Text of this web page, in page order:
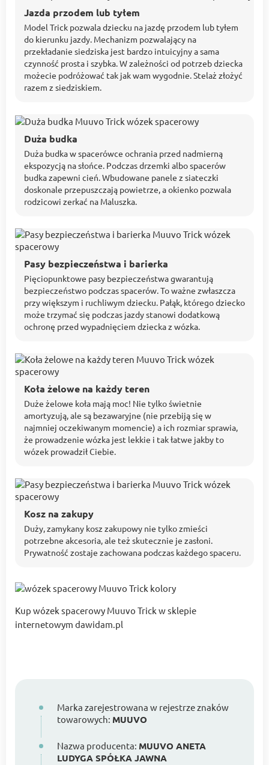
Jazda przodem lub tyłem
Model Trick pozwala dziecku na jazdę przodem lub tyłem
do kierunku jazdy. Mechanizm pozwalający na
przekładanie siedziska jest bardzo intuicyjny a sama
czynność prosta i szybka. W zależności od potrzeb dziecka
możecie podróżować tak jak wam wygodnie. Stelaż złożyć
razem z siedziskiem.
Duża budka
Duża budka w spacerówce ochrania przed nadmierną
ekspozycją na słońce. Podczas drzemki albo spacerów
budka zapewni cień. Wbudowane panele z siateczki
doskonale przepuszczają powietrze, a okienko pozwala
rodzicowi zerkać na Maluszka.
Pasy bezpieczeństwa i barierka
Pięciopunktowe pasy bezpieczeństwa gwarantują
bezpieczeństwo podczas spacerów. To ważne zwłaszcza
przy większym i ruchliwym dziecku. Pałąk, którego dziecko
może trzymać się podczas jazdy stanowi dodatkową
ochronę przed wypadnięciem dziecka z wózka.
Koła żelowe na każdy teren
Duże żelowe koła mają moc! Nie tylko świetnie
amortyzują, ale są bezawaryjne (nie przebiją się w
najmniej oczekiwanym momencie) a ich rozmiar sprawia,
że prowadzenie wózka jest lekkie i tak łatwe jakby to
wózek prowadził Ciebie.
Kosz na zakupy
Duży, zamykany kosz zakupowy nie tylko zmieści
potrzebne akcesoria, ale też skutecznie je zasłoni.
Prywatność zostaje zachowana podczas każdego spaceru.
Kup wózek spacerowy Muuvo Trick w sklepie
internetowym dawidam.pl
Marka zarejestrowana w rejestrze znaków
towarowych: MUUVO
Nazwa producenta: MUUVO ANETA
LUDYGA SPÓŁKA JAWNA